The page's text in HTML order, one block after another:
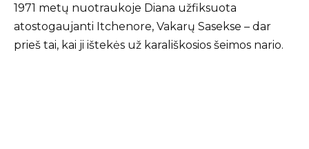
1971 metų nuotraukoje Diana užfiksuota
atostogaujanti Itchenore, Vakarų Sasekse – dar
prieš tai, kai ji ištekės už karališkosios šeimos nario.